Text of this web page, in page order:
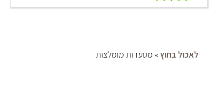
לאכול בחוץ » מסעדות מומלצות